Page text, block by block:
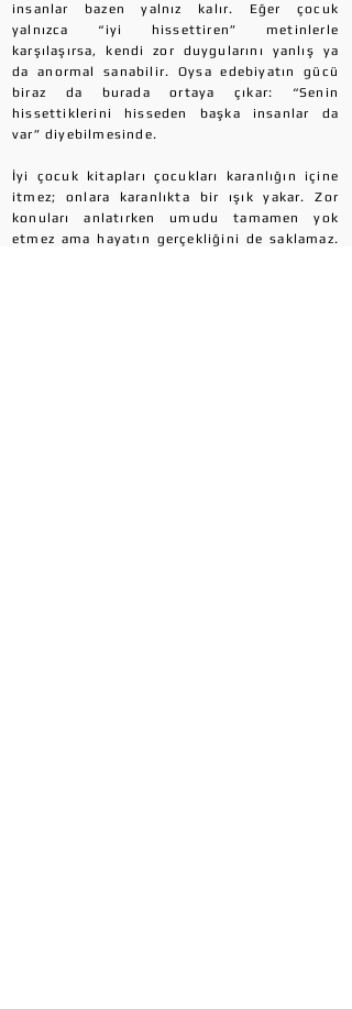
insanlar bazen yalnız kalır. Eğer çocuk
yalnızca “iyi hissettiren” metinlerle
karşılaşırsa, kendi zor duygularını yanlış ya
da anormal sanabilir. Oysa edebiyatın gücü
biraz da burada ortaya çıkar: “Senin
hissettiklerini hisseden başka insanlar da
var” diyebilmesinde.
İyi çocuk kitapları çocukları karanlığın içine
itmez; onlara karanlıkta bir ışık yakar. Zor
konuları anlatırken umudu tamamen yok
etmez ama hayatın gerçekliğini de saklamaz.